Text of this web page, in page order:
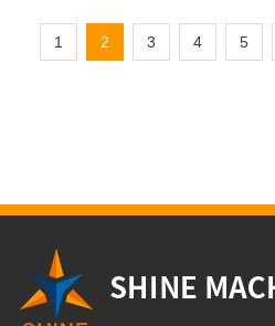
1 2 3 4 5